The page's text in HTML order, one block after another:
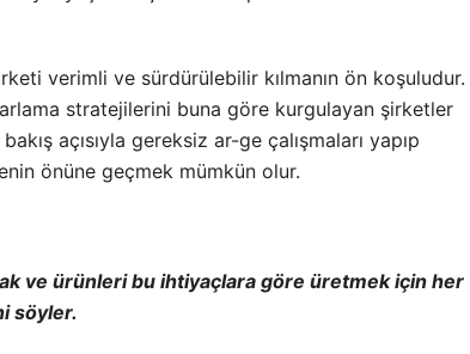
verimli ve sürdürülebilir kılmanın ön koşuludur.
stratejilerini buna göre kurgulayan şirketler
açısıyla gereksiz ar-ge çalışmaları yapıp
önüne geçmek mümkün olur.
ve ürünleri bu ihtiyaçlara göre üretmek için her
söyler.